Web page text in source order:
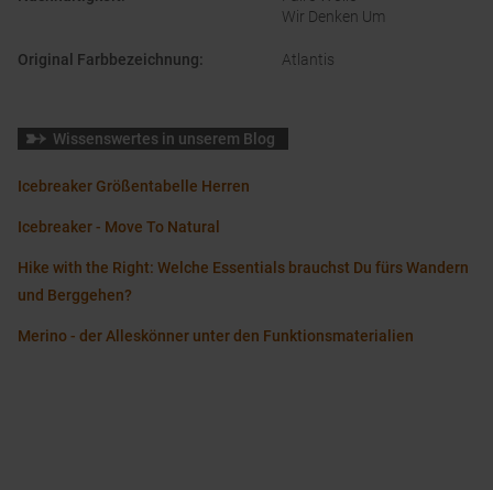
Wir Denken Um
Original Farbbezeichnung: Atlantis
Wissenswertes in unserem Blog
Icebreaker Größentabelle Herren
Icebreaker - Move To Natural
Hike with the Right: Welche Essentials brauchst Du fürs Wandern
und Berggehen?
Merino - der Alleskönner unter den Funktionsmaterialien